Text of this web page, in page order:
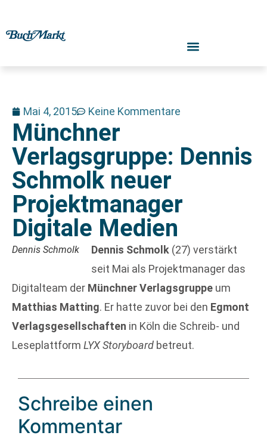
Mai 4, 2015 Keine Kommentare
Münchner
Verlagsgruppe: Dennis
Schmolk neuer
Projektmanager
Digitale Medien
Dennis Schmolk Dennis Schmolk (27) verstärkt
seit Mai als Projektmanager das
Digitalteam der Münchner Verlagsgruppe um
Matthias Matting. Er hatte zuvor bei den Egmont
Verlagsgesellschaften in Köln die Schreib- und
Leseplattform LYX Storyboard betreut.
Schreibe einen
Kommentar